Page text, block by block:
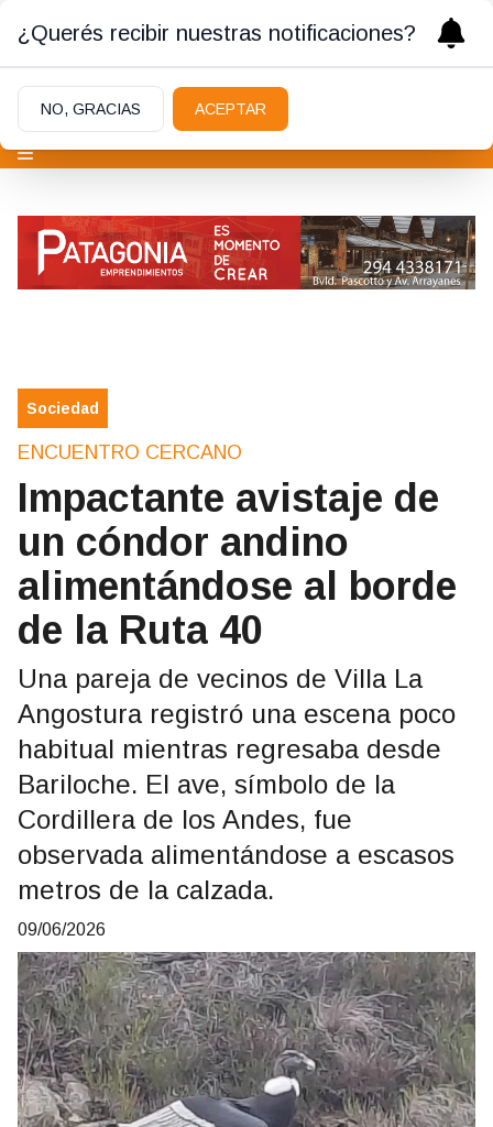
Sociedad
ENCUENTRO CERCANO
Impactante avistaje de
un cóndor andino
alimentándose al borde
de la Ruta 40
Una pareja de vecinos de Villa La
Angostura registró una escena poco
habitual mientras regresaba desde
Bariloche. El ave, símbolo de la
Cordillera de los Andes, fue
observada alimentándose a escasos
metros de la calzada.
09/06/2026
¿Querés recibir nuestras notificaciones?
NO, GRACIAS ACEPTAR